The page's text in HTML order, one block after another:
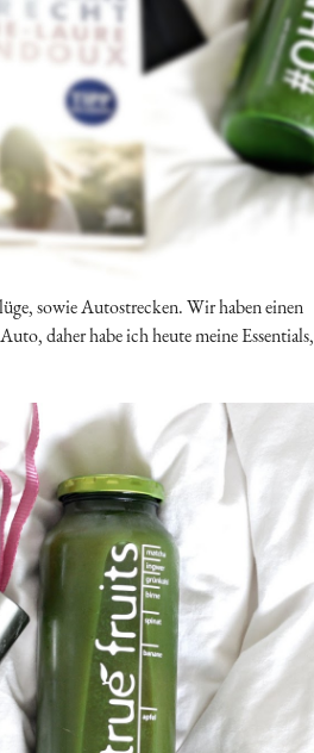
sowie Autostrecken. Wir haben einen
daher habe ich heute meine Essentials,